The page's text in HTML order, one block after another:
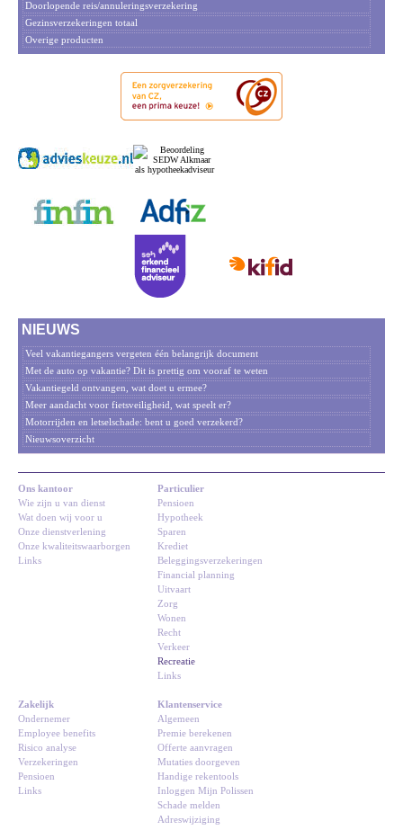
Doorlopende reis/annuleringsverzekering
Gezinsverzekeringen totaal
Overige producten
NIEUWS
Veel vakantiegangers vergeten één belangrijk document
Met de auto op vakantie? Dit is prettig om vooraf te weten
Vakantiegeld ontvangen, wat doet u ermee?
Meer aandacht voor fietsveiligheid, wat speelt er?
Motorrijden en letselschade: bent u goed verzekerd?
Nieuwsoverzicht
Ons kantoor
Wie zijn u van dienst
Wat doen wij voor u
Onze dienstverlening
Onze kwaliteitswaarborgen
Links
Particulier
Pensioen
Hypotheek
Sparen
Krediet
Beleggingsverzekeringen
Financial planning
Uitvaart
Zorg
Wonen
Recht
Verkeer
Recreatie
Links
Zakelijk
Ondernemer
Employee benefits
Risico analyse
Verzekeringen
Pensioen
Links
Klantenservice
Algemeen
Premie berekenen
Offerte aanvragen
Mutaties doorgeven
Handige rekentools
Inloggen Mijn Polissen
Schade melden
Adreswijziging